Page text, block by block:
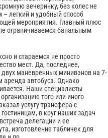
вечеринку, без колес не
– легкий и удобный способ
мероприятия. Главный плюс
ограничиваемся банальным
и стараемся не просто
мест. Да, последнее,
маневренных минивэнов на 7-
аренда автобуса. Однако
Наши специалисты
того или иного
услугу трансфера с
в круг наших задач
делегации и ее
изготовление табличек для